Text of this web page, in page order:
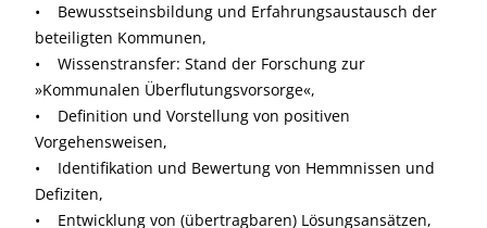
• Bewusstseinsbildung und Erfahrungsaustausch der
beteiligten Kommunen,
• Wissenstransfer: Stand der Forschung zur
»Kommunalen Überflutungsvorsorge«,
• Definition und Vorstellung von positiven
Vorgehensweisen,
• Identifikation und Bewertung von Hemmnissen und
Defiziten,
• Entwicklung von (übertragbaren) Lösungsansätzen,